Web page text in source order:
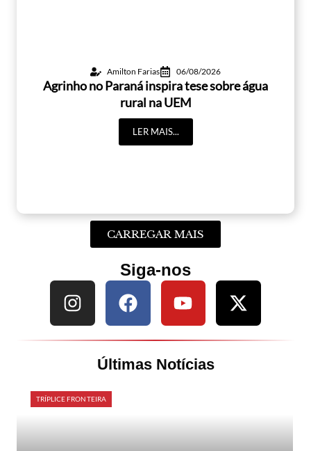
Amilton Farias 06/08/2026
Agrinho no Paraná inspira tese sobre água
rural na UEM
LER MAIS...
CARREGAR MAIS
Siga-nos
Últimas Notícias
TRÍPLICE FRONTEIRA